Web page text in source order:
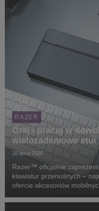
RAZER
Graj i pracuj w
wielozadaniowe etui
28 lipca 2026
Razer™ oficjalnie
klawiatur przenośnych –
ofercie akcesoriów
tabletów i konsol